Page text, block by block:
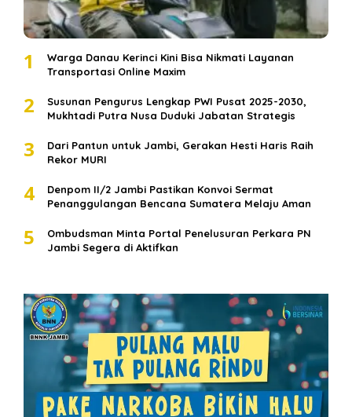
1
Warga Danau Kerinci Kini Bisa Nikmati Layanan
Transportasi Online Maxim
2
Susunan Pengurus Lengkap PWI Pusat 2025-2030,
Mukhtadi Putra Nusa Duduki Jabatan Strategis
3
Dari Pantun untuk Jambi, Gerakan Hesti Haris Raih
Rekor MURI
4
Denpom II/2 Jambi Pastikan Konvoi Sermat
Penanggulangan Bencana Sumatera Melaju Aman
5
Ombudsman Minta Portal Penelusuran Perkara PN
Jambi Segera di Aktifkan